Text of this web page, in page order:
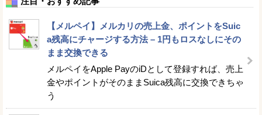
【メルペイ】メルカリの売上金、ポイントをSuic
a残高にチャージする方法 – 1円もロスなしにその
まま交換できる
メルペイをApple PayのiDとして登録すれば、売上
金やポイントがそのままSuica残高に交換できちゃ
う